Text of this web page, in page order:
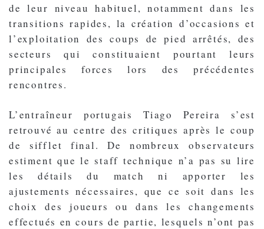
de leur niveau habituel, notamment dans les
transitions rapides, la création d’occasions et
l’exploitation des coups de pied arrêtés, des
secteurs qui constituaient pourtant leurs
principales forces lors des précédentes
rencontres.
L’entraîneur portugais Tiago Pereira s’est
retrouvé au centre des critiques après le coup
de sifflet final. De nombreux observateurs
estiment que le staff technique n’a pas su lire
les détails du match ni apporter les
ajustements nécessaires, que ce soit dans les
choix des joueurs ou dans les changements
effectués en cours de partie, lesquels n’ont pas